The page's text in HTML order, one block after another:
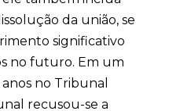
da união, se
significativo
no futuro. Em um
no Tribunal
recusou-se a